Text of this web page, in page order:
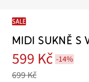
SALE
MIDI SUKNĚ S
599 Kč -14%
699 Kč